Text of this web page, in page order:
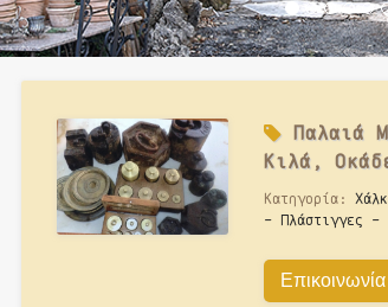
Παλαιά
Κιλά,
Κατηγορία:
- Πλάστιγγες -
Επικοινωνία